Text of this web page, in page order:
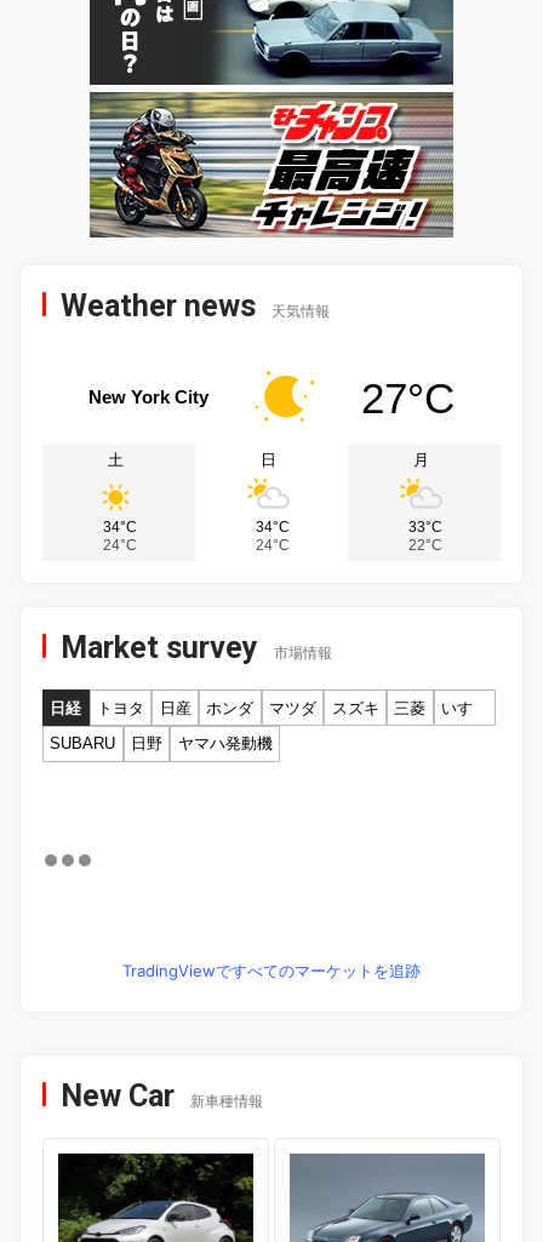
Weather news 天気情報
New York City 27°C
土
34°C
24°C
日
34°C
24°C
月
33°C
22°C
Market survey 市場情報
日経 トヨタ 日産 ホンダ マツダ スズキ 三菱
いすゞ
SUBARU
日野 ヤマハ発動機
TradingViewですべてのマーケットを追跡
New Car 新車種情報